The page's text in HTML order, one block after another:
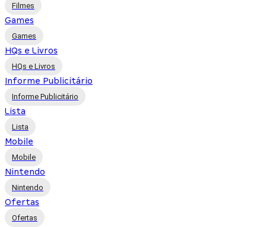
Filmes
Games
Games
HQs e Livros
HQs e Livros
Informe Publicitário
Informe Publicitário
Lista
Lista
Mobile
Mobile
Nintendo
Nintendo
Ofertas
Ofertas